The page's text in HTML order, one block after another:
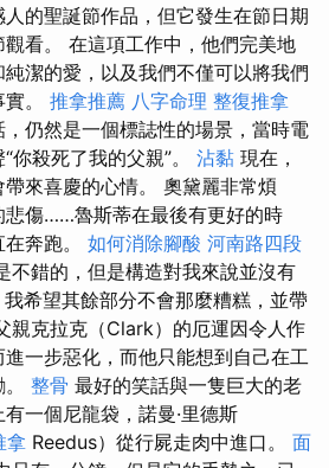
的聖誕節作品，但它發生在節日期
看。 在這項工作中，他們完美地
潔的愛，以及我們不僅可以將我們
。 推拿推薦 八字命理 整復推拿
仍然是一個標誌性的場景，當時電
你殺死了我的父親”。 沾黏 現在，
來喜慶的心情。 奧黛麗非常煩
悲傷……魯斯蒂在最後有更好的時
奔跑。 如何消除腳酸 河南路四段
不錯的，但是構造對我來說並沒有
我希望其餘部分不會那麼糟糕，並帶
親克拉克（Clark）的厄運因令人作
一步惡化，而他只能想到自己在工
整骨 最好的笑話與一隻巨大的老
一個尼龍袋，諾曼·里德斯
拿 Reedus）從行屍走肉中進口。 面